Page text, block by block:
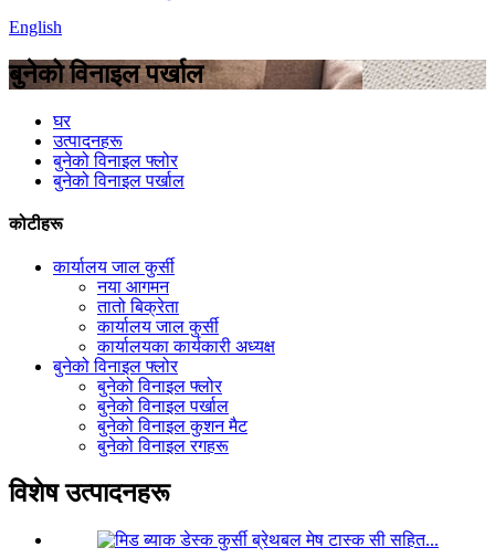
English
बुनेको विनाइल पर्खाल
घर
उत्पादनहरू
बुनेको विनाइल फ्लोर
बुनेको विनाइल पर्खाल
कोटीहरू
कार्यालय जाल कुर्सी
नया आगमन
तातो बिक्रेता
कार्यालय जाल कुर्सी
कार्यालयका कार्यकारी अध्यक्ष
बुनेको विनाइल फ्लोर
बुनेको विनाइल फ्लोर
बुनेको विनाइल पर्खाल
बुनेको विनाइल कुशन मैट
बुनेको विनाइल रगहरू
विशेष उत्पादनहरू